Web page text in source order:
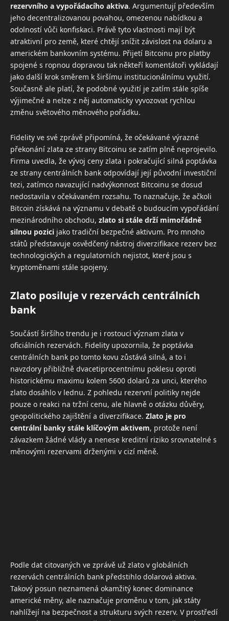
rezervního a vypořádacího aktiva. Argumentují především
jeho decentralizovanou povahou, omezenou nabídkou a
odolností vůči konfiskaci. Právě tyto vlastnosti mají být
atraktivní pro země, které chtějí snížit závislost na dolaru a
americkém bankovním systému. Přijetí Bitcoinu pro platby
spojené s ropnou dopravou tak někteří komentátoři vykládají
jako další krok směrem k širšímu institucionálnímu využití.
Současně ale platí, že podobné využití je zatím stále spíše
výjimečné a nelze z něj automaticky vyvozovat rychlou
změnu světového měnového pořádku.
Fidelity ve své zprávě připomíná, že očekávané výrazné
překonání zlata ze strany Bitcoinu se zatím plně neprojevilo.
Firma uvedla, že vývoj ceny zlata i pokračující silná poptávka
ze strany centrálních bank odpovídají její původní investiční
tezi, zatímco navazující nadvýkonnost Bitcoinu se dosud
nedostavila v očekávaném rozsahu. To naznačuje, že ačkoli
Bitcoin získává na významu v debatě o budoucím vypořádání
mezinárodního obchodu, zlato si stále drží mimořádně
silnou pozici jako tradiční bezpečné aktivum. Pro mnoho
států představuje osvědčený nástroj diverzifikace rezerv bez
technologických a regulatorních nejistot, které jsou s
kryptoměnami stále spojeny.
Zlato posiluje v rezervách centrálních
bank
Součástí širšího trendu je i rostoucí význam zlata v
oficiálních rezervách. Fidelity upozornila, že poptávka
centrálních bank po tomto kovu zůstává silná, a to i
navzdory přibližně dvacetiprocentnímu poklesu oproti
historickému maximu kolem 5600 dolarů za unci, kterého
zlato dosáhlo v lednu. Z pohledu rezervní politiky nejde
pouze o reakci na tržní cenu, ale hlavně o otázku důvěry,
geopolitického zajištění a diverzifikace. Zlato je pro
centrální banky stále klíčovým aktivem, protože není
závazkem žádné vlády a nenese kreditní riziko srovnatelné s
měnovými rezervami drženými v cizí měně.
Podle dat citovaných ve zprávě už zlato v globálních
rezervách centrálních bank předstihlo dolarová aktiva.
Takový posun neznamená okamžitý konec dominance
americké měny, ale naznačuje proměnu v tom, jak státy
nahlížejí na bezpečnost a strukturu svých rezerv. V prostředí